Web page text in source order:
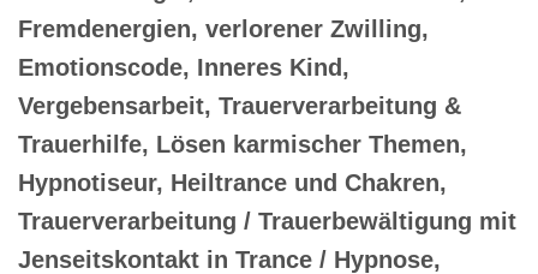
Fremdenergien, verlorener Zwilling,
Emotionscode, Inneres Kind,
Vergebensarbeit, Trauerverarbeitung &
Trauerhilfe, Lösen karmischer Themen,
Hypnotiseur, Heiltrance und Chakren,
Trauerverarbeitung / Trauerbewältigung mit
Jenseitskontakt in Trance / Hypnose,